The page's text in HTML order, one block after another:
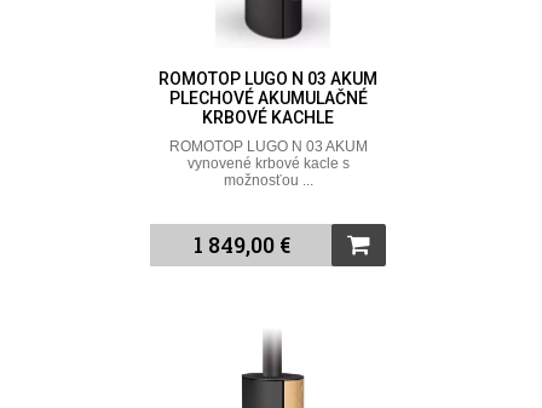
ROMOTOP LUGO N 03 AKUM
PLECHOVÉ AKUMULAČNÉ
KRBOVÉ KACHLE
ROMOTOP LUGO N 03 AKUM
vynovené krbové kacle s
možnosťou ...
1 849,00 €